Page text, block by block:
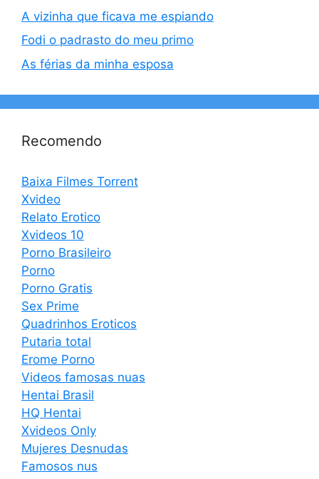
A vizinha que ficava me espiando
Fodi o padrasto do meu primo
As férias da minha esposa
Recomendo
Baixa Filmes Torrent
Xvideo
Relato Erotico
Xvideos 10
Porno Brasileiro
Porno
Porno Gratis
Sex Prime
Quadrinhos Eroticos
Putaria total
Erome Porno
Videos famosas nuas
Hentai Brasil
HQ Hentai
Xvideos Only
Mujeres Desnudas
Famosos nus